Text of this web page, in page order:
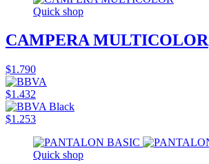
Quick shop
CAMPERA MULTICOLOR
$1.790
$1.432
$1.253
Quick shop